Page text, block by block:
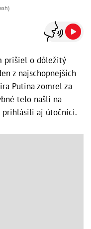
prišiel o dôležitý
z najschopnejších
Putina zomrel za
telo našli na
prihlásili aj útočníci.